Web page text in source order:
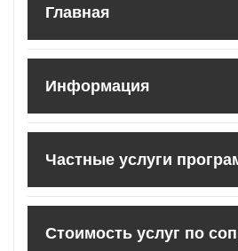
Главная
Информация
Частные услуги
Стоимость услуг по